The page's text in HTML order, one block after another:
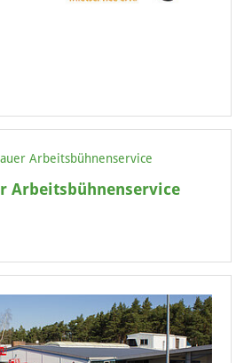
Arbeitsbühnenservice